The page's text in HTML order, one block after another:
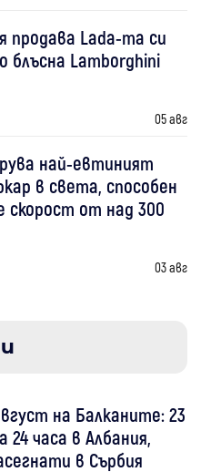
продава Lada-та си
блъсна Lamborghini
05 авг
най-евтиният
в света, способен
скорост от над 300
03 авг
на Балканите: 23
24 часа в Албания,
в Сърбия